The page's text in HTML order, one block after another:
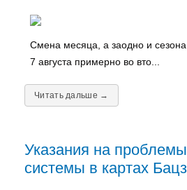
Смена месяца, а заодно и
7 августа примерно во вто...
Читать дальше →
Указания на
системы в картах